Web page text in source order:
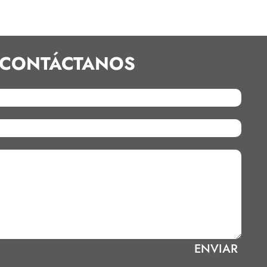
CONTÁCTANOS